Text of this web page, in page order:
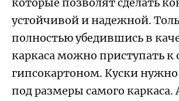
которые позволят сделать
устойчивой и надежной.
полностью убедившись в
каркаса можно приступать к
гипсокартоном. Куски нужно
под размеры самого каркаса.